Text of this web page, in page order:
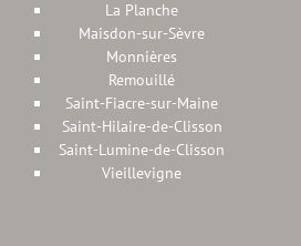
La Planche
Maisdon-sur-Sèvre
Monnières
Remouillé
Saint-Fiacre-sur-Maine
Saint-Hilaire-de-Clisson
Saint-Lumine-de-Clisson
Vieillevigne